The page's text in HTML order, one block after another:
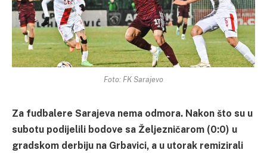
Foto: FK Sarajevo
Za fudbalere Sarajeva nema odmora. Nakon što su u
subotu podijelili bodove sa Željezničarom (0:0) u
gradskom derbiju na Grbavici, a u utorak remizirali